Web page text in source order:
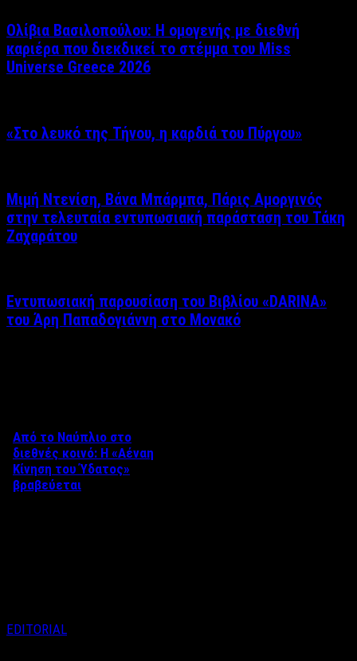
Ολίβια Βασιλοπούλου: Η ομογενής με διεθνή
καριέρα που διεκδικεί το στέμμα του Miss
Universe Greece 2026
«Στο λευκό της Τήνου, η καρδιά του Πύργου»
Μιμή Ντενίση, Βάνα Μπάρμπα, Πάρις Αμοργινός
στην τελευταία εντυπωσιακή παράσταση του Τάκη
Ζαχαράτου
Εντυπωσιακή παρουσίαση του Βιβλίου «DARINA»
του Άρη Παπαδογιάννη στο Μονακό
Από το Ναύπλιο στο
διεθνές κοινό: Η «Αέναη
Κίνηση του Ύδατος»
βραβεύεται
EDITORIAL